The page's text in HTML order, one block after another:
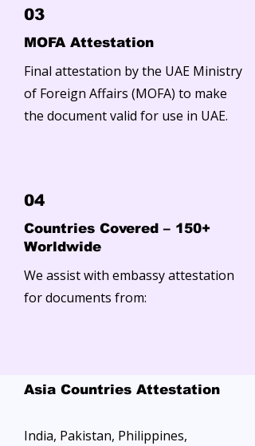
03
MOFA Attestation
Final attestation by the UAE Ministry
of Foreign Affairs (MOFA) to make
the document valid for use in UAE.
04
Countries Covered – 150+
Worldwide
We assist with embassy attestation
for documents from:
Asia Countries Attestation
India, Pakistan, Philippines,